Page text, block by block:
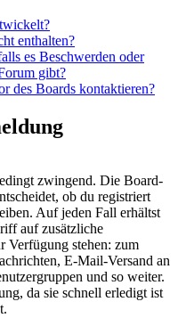
enthalten?
es Beschwerden oder
gibt?
des Boards kontaktieren?
zwingend. Die Board-
ob du registriert
Auf jeden Fall erhältst
auf zusätzliche
Verfügung stehen: zum
E-Mail-Versand an
und so weiter.
da sie schnell erledigt ist